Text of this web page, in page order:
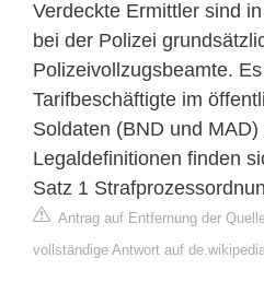
Verdeckte Ermittler sind
bei der Polizei
Polizeivollzugsbeamte.
Tarifbeschäftigte im
Soldaten (BND und MAD)
Legaldefinitionen finden
Satz 1
Antrag auf Entfernung der
vollständige Antwort auf